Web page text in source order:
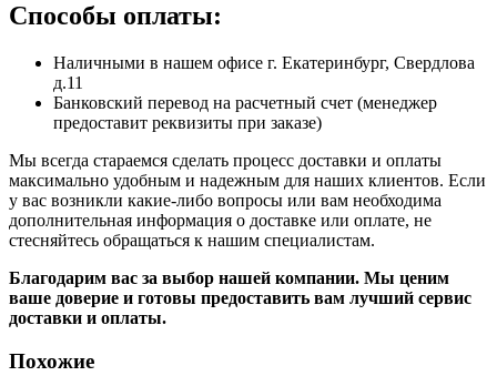
Способы оплаты:
Наличными в нашем офисе г. Екатеринбург, Свердлова
д.11
Банковский перевод на расчетный счет (менеджер
предоставит реквизиты при заказе)
Мы всегда стараемся сделать процесс доставки и оплаты
максимально удобным и надежным для наших клиентов. Если
у вас возникли какие-либо вопросы или вам необходима
дополнительная информация о доставке или оплате, не
стесняйтесь обращаться к нашим специалистам.
Благодарим вас за выбор нашей компании. Мы ценим
ваше доверие и готовы предоставить вам лучший сервис
доставки и оплаты.
Похожие